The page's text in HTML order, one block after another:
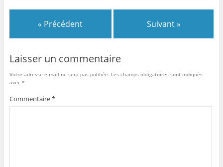
o
k
« Précédent Suivant »
Laisser un commentaire
Votre adresse e-mail ne sera pas publiée. Les champs obligatoires sont indiqués
avec *
Commentaire*